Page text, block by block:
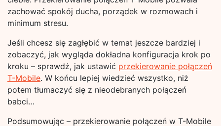
zachować spokój ducha, porządek w rozmowach i
minimum stresu.
Jeśli chcesz się zagłębić w temat jeszcze bardziej i
zobaczyć, jak wygląda dokładna konfiguracja krok po
kroku – sprawdź, jak ustawić przekierowanie połączeń
T-Mobile. W końcu lepiej wiedzieć wszystko, niż
potem tłumaczyć się z nieodebranych połączeń
babci…
Podsumowując – przekierowanie połączeń w T-Mobile